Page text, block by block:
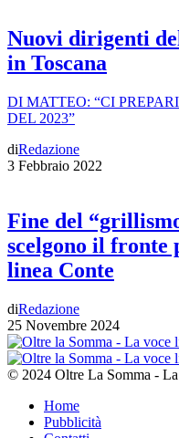
Nuovi dirigenti
in Toscana
DI MATTEO: “CI
DEL 2023”
diRedazione
3 Febbraio 2022
Fine del
scelgono il fronte
linea Conte
diRedazione
25 Novembre 2024
© 2024 Oltre La Somma -
Home
Pubblicità